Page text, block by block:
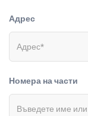
Адрес
Номера на части